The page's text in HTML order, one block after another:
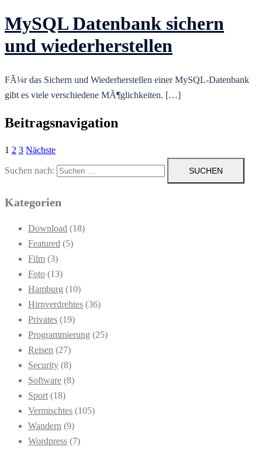
MySQL Datenbank sichern
und wiederherstellen
FÃ¼r das Sichern und Wiederherstellen einer MySQL-Datenbank
gibt es viele verschiedene MÃ¶glichkeiten. […]
Beitragsnavigation
1 2 3 Nächste
Suchen nach:
Kategorien
Download (18)
Featured (5)
Film (3)
Foto (13)
Hamburg (10)
Hirnverdrehtes (36)
Privates (19)
Programmierung (25)
Reisen (27)
Security (8)
Software (8)
Sport (18)
Vermischtes (105)
Wandern (9)
Wordpress (7)